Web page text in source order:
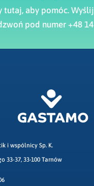
tutaj, aby pomóc.
pod numer +48
i wspólnicy Sp. K.
33-37, 33-100 Tarnów